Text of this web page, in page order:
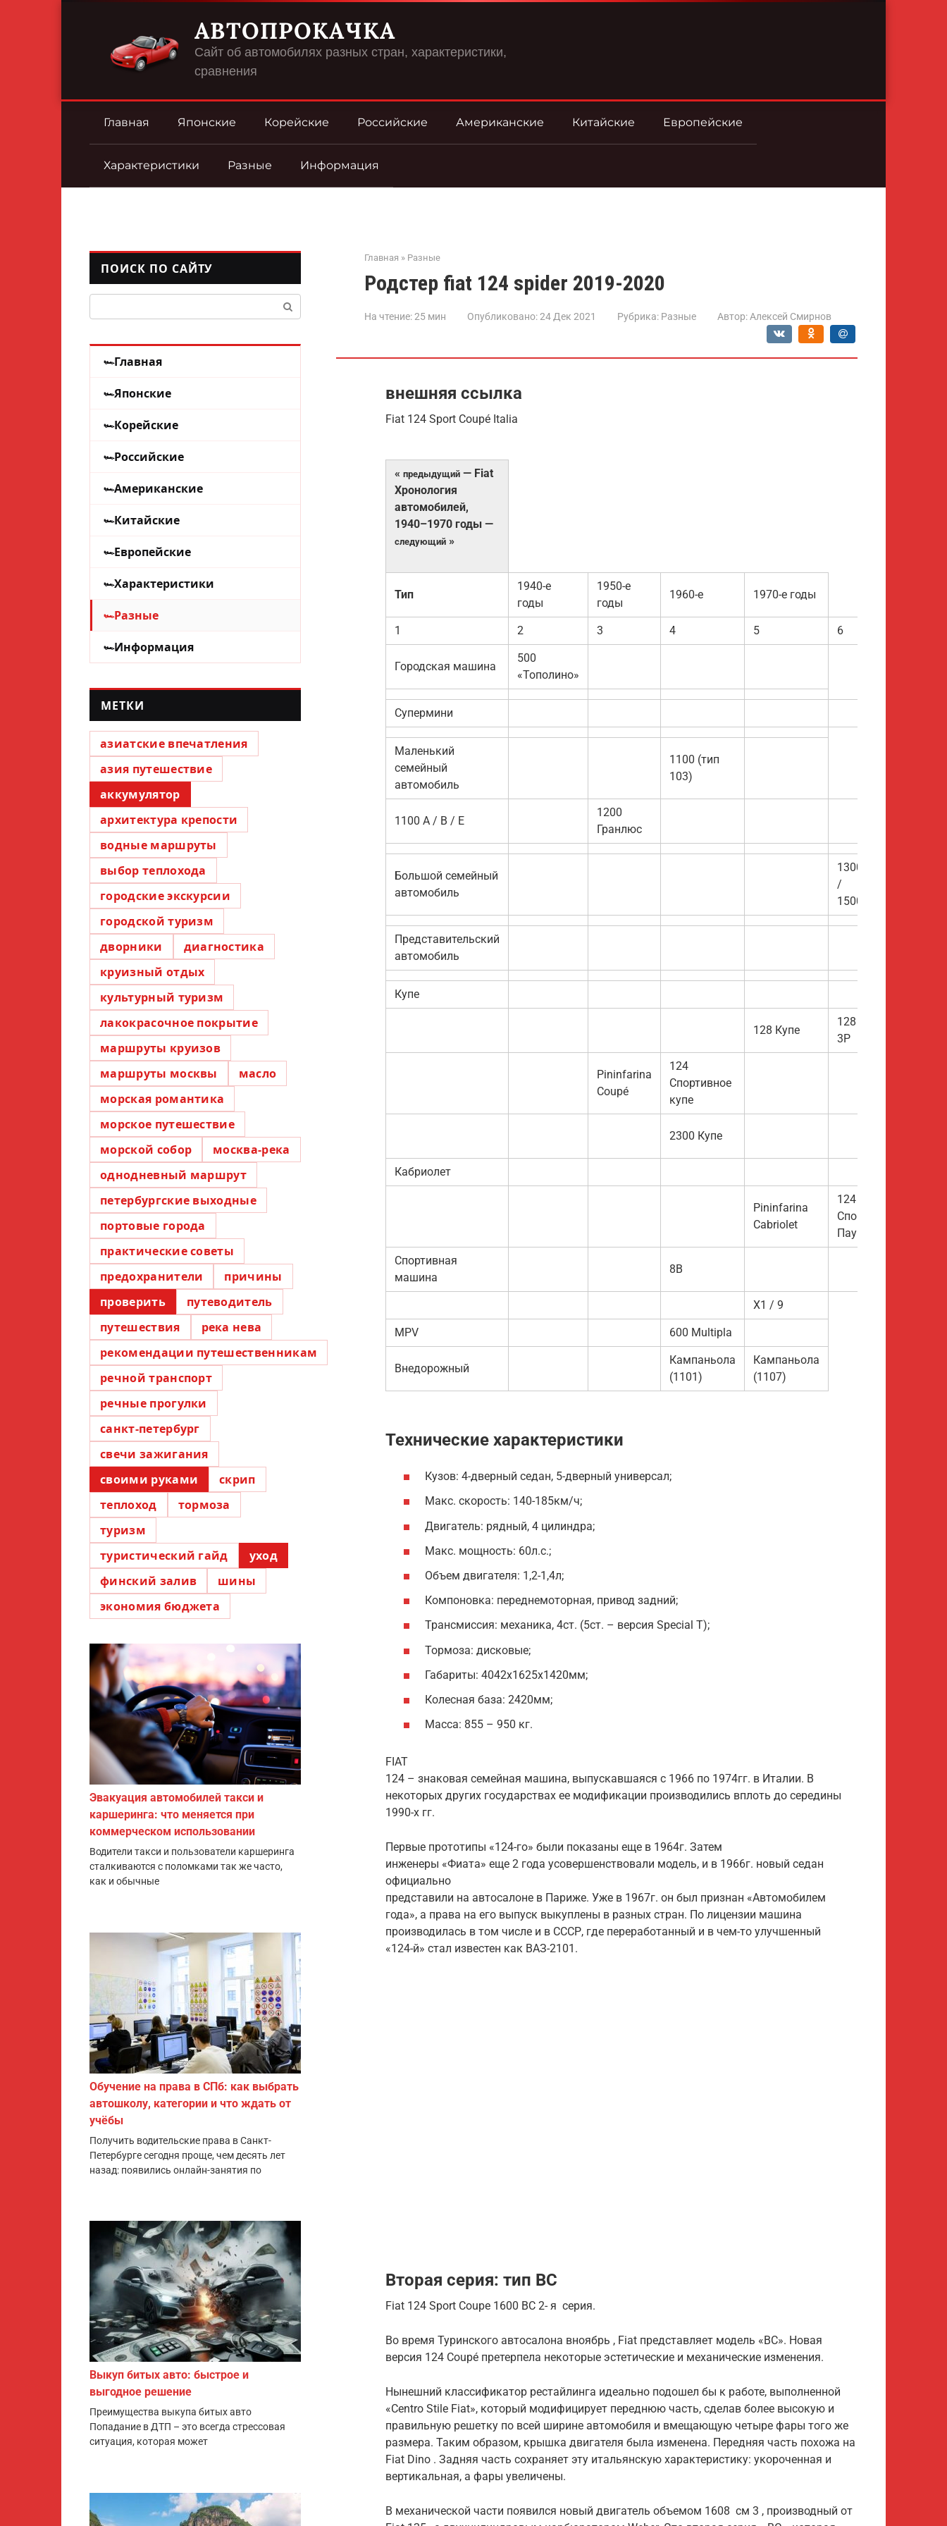
АВТОПРОКАЧКА
Сайт об автомобилях разных стран, характеристики,
сравнения
Главная Японские Корейские Российские Американские Китайские Европейские
Характеристики Разные Информация
Главная » Разные
Родстер fiat 124 spider 2019-2020
На чтение:25 мин Опубликовано:24 Дек 2021 Рубрика: Разные Автор: Алексей Смирнов
внешняя ссылка
Fiat 124 Sport Coupé Italia
« предыдущий — Fiat
Хронология
автомобилей,
1940–1970 годы —
следующий »
Тип
1940-е
годы
1950-е
годы
1960-е 1970-е годы
1 2 3 4 5 6
Городская машина
500
«Тополино»
Супермини
Маленький
семейный
автомобиль
1100 (тип
103)
1100 A / B / E
1200
Гранлюс
Большой семейный
автомобиль
1300
/
1500
Представительский
автомобиль
Купе
128 Купе
128
3P
Pininfarina
Coupé
124
Спортивное
купе
2300 Купе
Кабриолет
Pininfarina
Cabriolet
124
Спорт
Паук
Спортивная
машина
8В
X1 / 9
MPV 600 Multipla
Внедорожный
Кампаньола
(1101)
Кампаньола
(1107)
Технические характеристики
Кузов: 4-дверный седан, 5-дверный универсал;
Макс. скорость: 140-185км/ч;
Двигатель: рядный, 4 цилиндра;
Макс. мощность: 60л.с.;
Объем двигателя: 1,2-1,4л;
Компоновка: переднемоторная, привод задний;
Трансмиссия: механика, 4ст. (5ст. – версия Special T);
Тормоза: дисковые;
Габариты: 4042х1625х1420мм;
Колесная база: 2420мм;
Масса: 855 – 950 кг.
FIAT
124 – знаковая семейная машина, выпускавшаяся с 1966 по 1974гг. в Италии. В
некоторых других государствах ее модификации производились вплоть до середины
1990-х гг.
Первые прототипы «124-го» были показаны еще в 1964г. Затем
инженеры «Фиата» еще 2 года усовершенствовали модель, и в 1966г. новый седан
официально
представили на автосалоне в Париже. Уже в 1967г. он был признан «Автомобилем
года», а права на его выпуск выкуплены в разных стран. По лицензии машина
производилась в том числе и в СССР, где переработанный и в чем-то улучшенный
«124-й» стал известен как ВАЗ-2101.
Вторая серия: тип ВС
Fiat 124 Sport Coupe 1600 BC 2- я серия.
Во время Туринского автосалона вноябрь , Fiat представляет модель «BC». Новая
версия 124 Coupé претерпела некоторые эстетические и механические изменения.
Нынешний классификатор рестайлинга идеально подошел бы к работе, выполненной
«Centro Stile Fiat», который модифицирует переднюю часть, сделав более высокую и
правильную решетку по всей ширине автомобиля и вмещающую четыре фары того же
размера. Таким образом, крышка двигателя была изменена. Передняя часть похожа на
Fiat Dino . Задняя часть сохраняет эту итальянскую характеристику: укороченная и
вертикальная, а фары увеличены.
В механической части появился новый двигатель объемом 1608 см 3 , производный от
ПОИСК ПО САЙТУ
Главная
Японские
Корейские
Российские
Американские
Китайские
Европейские
Характеристики
Разные
Информация
МЕТКИ
азиатские впечатления
азия путешествие
аккумулятор
архитектура крепости
водные маршруты
выбор теплохода
городские экскурсии
городской туризм
дворники
диагностика
круизный отдых
культурный туризм
лакокрасочное покрытие
маршруты круизов
маршруты москвы
масло
морская романтика
морское путешествие
морской собор
москва-река
однодневный маршрут
петербургские выходные
портовые города
практические советы
предохранители
причины
проверить
путеводитель
путешествия
река нева
рекомендации путешественникам
речной транспорт
речные прогулки
санкт-петербург
свечи зажигания
своими руками
скрип
теплоход
тормоза
туризм
туристический гайд
уход
финский залив
шины
экономия бюджета
Эвакуация автомобилей такси и
каршеринга: что меняется при
коммерческом использовании
Водители такси и пользователи каршеринга
сталкиваются с поломками так же часто,
как и обычные
Обучение на права в СПб: как выбрать
автошколу, категории и что ждать от
учёбы
Получить водительские права в Санкт-
Петербурге сегодня проще, чем десять лет
назад: появились онлайн-занятия по
Выкуп битых авто: быстрое и
выгодное решение
Преимущества выкупа битых авто
Попадание в ДТП – это всегда стрессовая
ситуация, которая может